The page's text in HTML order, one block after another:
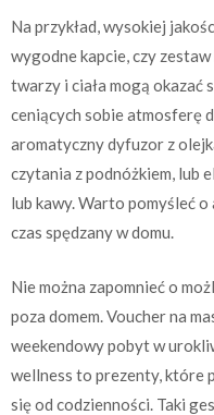
Na przykład, wysokiej
wygodne kapcie, czy
twarzy i ciała mogą okazać
ceniących sobie atmosferę
aromatyczny dyfuzor z
czytania z podnóżkiem, lub
lub kawy. Warto pomyśleć
czas spędzany w domu.
Nie można zapomnieć o
poza domem. Voucher na
weekendowy pobyt w
wellness to prezenty, które
się od codzienności. Taki